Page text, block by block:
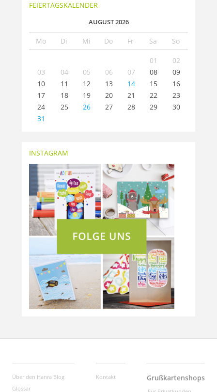
FEIERTAGSKALENDER
AUGUST 2026
Mo Di Mi Do Fr Sa So
01
02
03
04 05 06 07 08
09
10
11 12 13 14 15
16
17
18 19 20 21 22
23
24
25 26 27 28 29
30
31
INSTAGRAM
Über den Hanra Blog
Glossar
Kontakt Grußkartenshops